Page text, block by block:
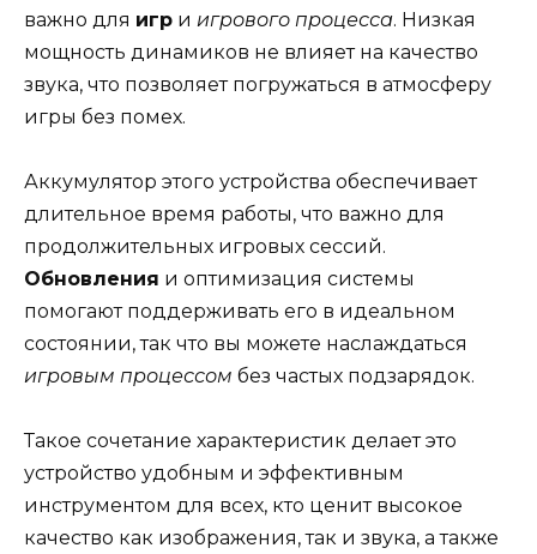
важно для игр и игрового процесса. Низкая
мощность динамиков не влияет на качество
звука, что позволяет погружаться в атмосферу
игры без помех.
Аккумулятор этого устройства обеспечивает
длительное время работы, что важно для
продолжительных игровых сессий.
Обновления и оптимизация системы
помогают поддерживать его в идеальном
состоянии, так что вы можете наслаждаться
игровым процессом без частых подзарядок.
Такое сочетание характеристик делает это
устройство удобным и эффективным
инструментом для всех, кто ценит высокое
качество как изображения, так и звука, а также